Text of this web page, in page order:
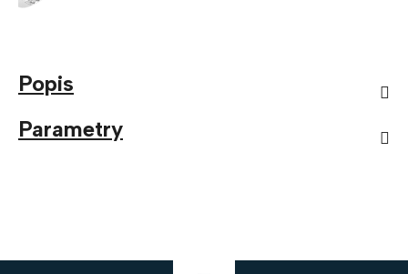
Popis
Parametry